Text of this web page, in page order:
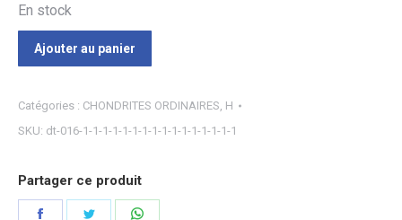
En stock
Ajouter au panier
Catégories : CHONDRITES ORDINAIRES H
SKU: dt-016-1-1-1-1-1-1-1-1-1-1-1-1-1-1-1-1
Partager ce produit
Partager Partager